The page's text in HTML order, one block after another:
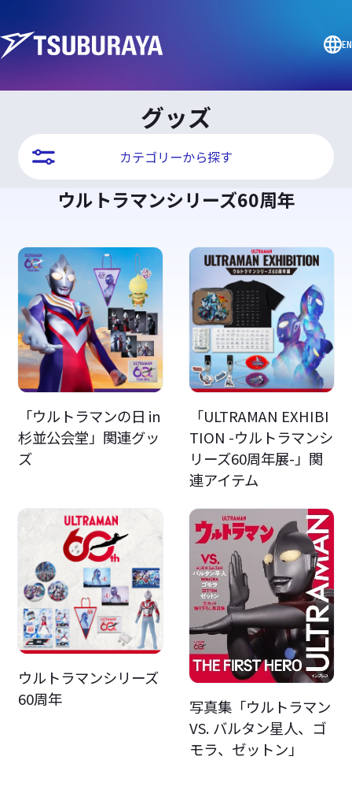
EN
グッズ
カテゴリーから探す
ウルトラマンシリーズ60周年
「ウルトラマンの日 in
杉並公会堂」関連グッ
ズ
「ULTRAMAN EXHIBI
TION -ウルトラマンシ
リーズ60周年展-」関
連アイテム
ウルトラマンシリーズ
60周年
写真集「ウルトラマン
VS. バルタン星人、ゴ
モラ、ゼットン」